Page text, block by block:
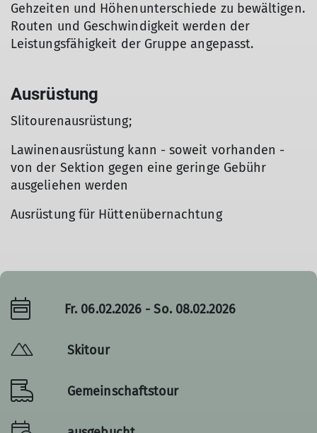
Gehzeiten und Höhenunterschiede zu bewältigen.
Routen und Geschwindigkeit werden der
Leistungsfähigkeit der Gruppe angepasst.
Ausrüstung
Slitourenausrüstung;
Lawinenausrüstung kann - so­weit vorhanden -
von der Sektion gegen eine geringe Ge­bühr
ausgeliehen werden
Ausrüstung für Hüttenübernachtung
Fr. 06.02.2026 - So. 08.02.2026
Skitour
Gemeinschaftstour